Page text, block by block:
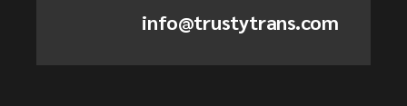
info@trustytrans.com